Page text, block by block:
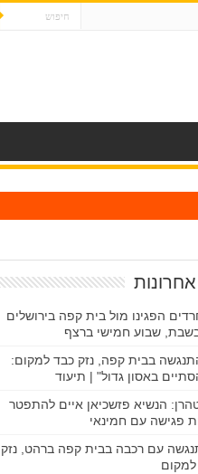
הפגינו מול בית קפה בירושלים
שבוע חמישי ברצף
בבית קפה, נזק כבד למקום:
באסון גדול" | תיעוד
הנשיא פזשכיאן איים להתפטר
פגישה עם חמינאי
עם רכבה בבית קפה ברהט, נזק